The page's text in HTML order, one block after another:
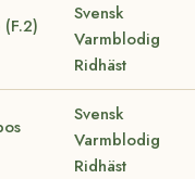
Svensk
Varmblodig
Ridhäst
Svensk
Varmblodig
Ridhäst